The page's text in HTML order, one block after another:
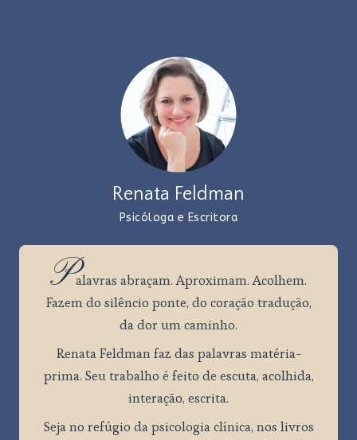
Renata Feldman
Psicóloga e Escritora
Palavras abraçam. Aproximam. Acolhem.
Fazem do silêncio ponte, do coração tradução,
da dor um caminho.
Renata Feldman faz das palavras matéria-
prima. Seu trabalho é feito de escuta, acolhida,
interação, escrita.
Seja no refúgio da psicologia clínica, nos livros